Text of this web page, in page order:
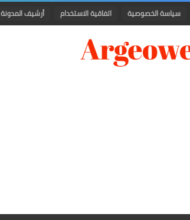
سياسة الخصوصية اتفاقية الاستخدام أرشيف المدونة